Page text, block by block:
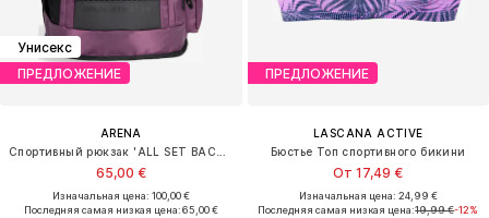
Унисекс
ПРЕДЛОЖЕНИЕ
ARENA
65,00 €
Изначальная цена: 100,00 €
Последняя самая низкая цена:65,00 €
ПРЕДЛОЖЕНИЕ
LASCANA ACTIVE
Бюстье Топ спортивного бикини
От 17,49 €
Изначальная цена: 24,99 €
Последняя самая низкая цена:19,99 €-12%